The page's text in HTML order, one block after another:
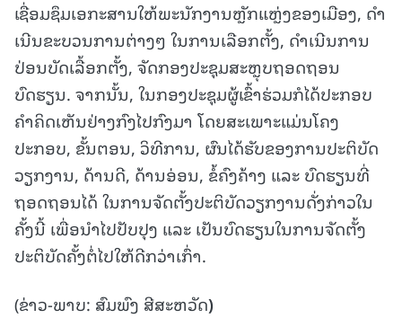
ເຊື່ອມຊຶມເອກະສານໃຫ້ພະນັກງານຫຼັກແຫຼ່ງຂອງເມືອງ, ດໍາ
ເນີນຂະບວນການຕ່າງໆ ໃນການເລືອກຕັ້ງ, ດໍາເນີນການ
ປ່ອນບັດເລື້ອກຕັ້ງ, ຈັດກອງປະຊຸມສະຫຼຸບຖອດຖອນ
ບົດຮຽນ. ຈາກນັ້ນ, ໃນກອງປະຊຸມຜູ້ເຂົ້າຮ່ວມກໍໄດ້ປະກອບ
ຄຳຄິດເຫັນຢ່າງກົງໄປກົງມາ ໂດຍສະເພາະແມ່ນໂຄງ
ປະກອບ, ຂັ້ນຕອນ, ວິທີການ, ຜົນໄດ້ຮັບຂອງການປະຕິບັດ
ວຽກງານ, ດ້ານດີ, ດ້ານອ່ອນ, ຂໍ້ຄົງຄ້າງ ແລະ ບົດຮຽນທີ່
ຖອດຖອນໄດ້ ໃນການຈັດຕັ້ງປະຕິບັດວຽກງານດັ່ງກ່າວໃນ
ຄັ້ງນີ້ ເພື່ອນຳໄປປັບປຸງ ແລະ ເປັນບົດຮຽນໃນການຈັດຕັ້ງ
ປະຕິບັດຄັ້ງຕໍ່ໄປໃຫ້ດີກວ່າເກົ່າ.
(ຂ່າວ-ພາບ: ສົມພົງ ສີສະຫວັດ)